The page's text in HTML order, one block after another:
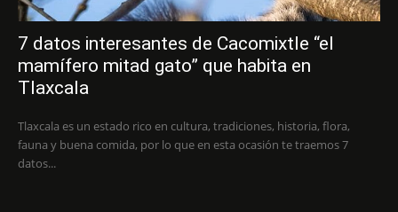
7 datos interesantes de Cacomixtle “el
mamífero mitad gato” que habita en
Tlaxcala
Tlaxcala es un estado rico en cultura, tradiciones, historia, flora,
fauna y buena comida, por lo que en esta ocasión te traemos 7
datos...